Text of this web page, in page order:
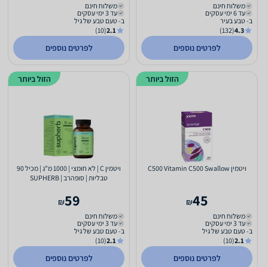
משלוח חינם
עד 6 ימי עסקים
ב- טבע בעיר
4.3
(132)
לפרטים נוספים
משלוח חינם
עד 3 ימי עסקים
ב- טעם טבע של גיל
2.1
(10)
לפרטים נוספים
ויטמין C500 Vitamin C500 Swallow
45
₪
משלוח חינם
עד 3 ימי עסקים
ב- טעם טבע של גיל
2.1
(10)
לפרטים נוספים
הזול ביותר
ויטמין C | לא חומצי | 1000 מ"ג | מכיל 90
טבליות | סופהרב | SUPHERB
59
₪
משלוח חינם
עד 3 ימי עסקים
ב- טעם טבע של גיל
2.1
(10)
לפרטים נוספים
הזול ביותר